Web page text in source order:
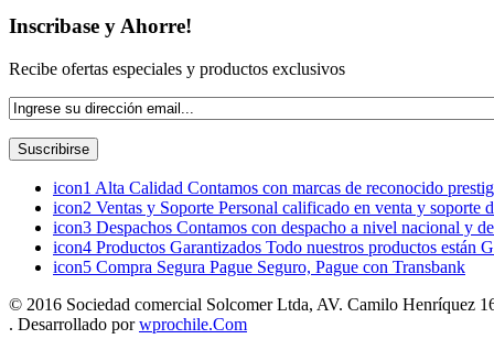
Inscribase y Ahorre!
Recibe ofertas especiales y productos exclusivos
icon1 Alta Calidad Contamos con marcas de reconocido
icon2 Ventas y Soporte Personal calificado en venta y soporte
icon3 Despachos Contamos con despacho a nivel nacional y
icon4 Productos Garantizados Todo nuestros productos están
icon5 Compra Segura Pague Seguro, Pague con Transbank
© 2016 Sociedad comercial Solcomer Ltda, AV. Camilo Henríquez
. Desarrollado porwprochile.Com